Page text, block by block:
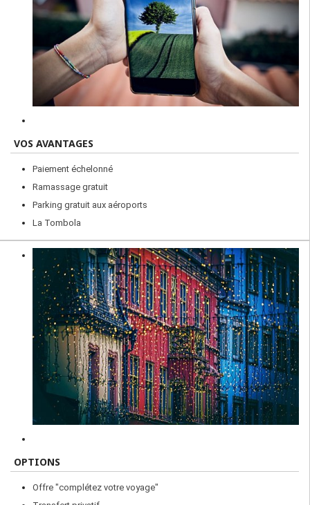
VOS AVANTAGES
Paiement échelonné
Ramassage gratuit
Parking gratuit aux aéroports
La Tombola
OPTIONS
Offre "complétez votre voyage"